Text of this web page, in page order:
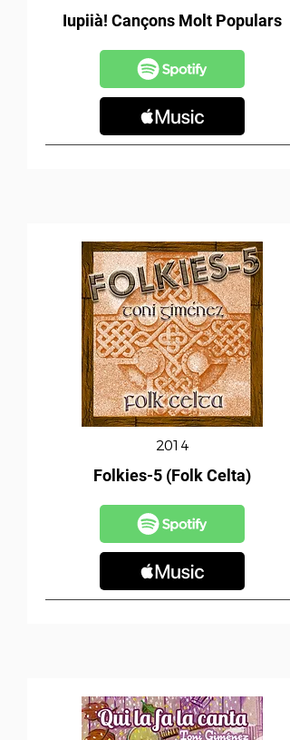
Iupiià! Cançons Molt Populars
2014
Folkies-5 (Folk Celta)